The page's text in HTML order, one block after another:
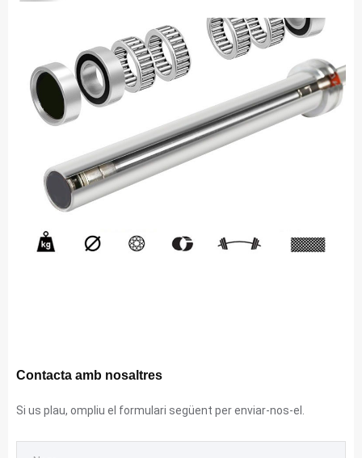
Contacta amb nosaltres
Si us plau, ompliu el formulari següent per enviar-nos-el.